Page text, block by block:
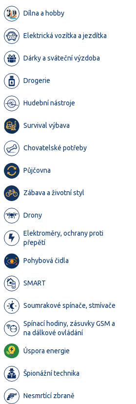
Dílna a hobby
Elektrická vozítka a jezdítka
Dárky a sváteční výzdoba
Drogerie
Hudební nástroje
Survival výbava
Chovatelské potřeby
Půjčovna
Zábava a životní styl
Drony
Elektroměry, ochrany proti
přepětí
Pohybová čidla
SMART
Soumrakové spínače, stmívače
Spínací hodiny, zásuvky GSM a
na dálkové ovládání
Úspora energie
Špionážní technika
Nesmrtící zbraně